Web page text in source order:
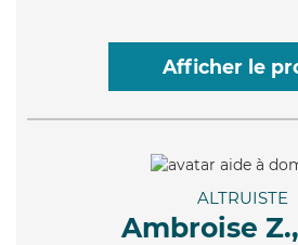
Afficher le
ALTRUISTE
Ambroise Z.,